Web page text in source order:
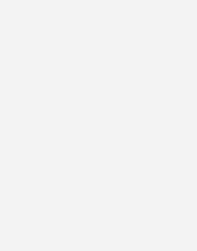
2018 und 2022
ein zentraler
Der Solarstrom wird
die Netze, senke